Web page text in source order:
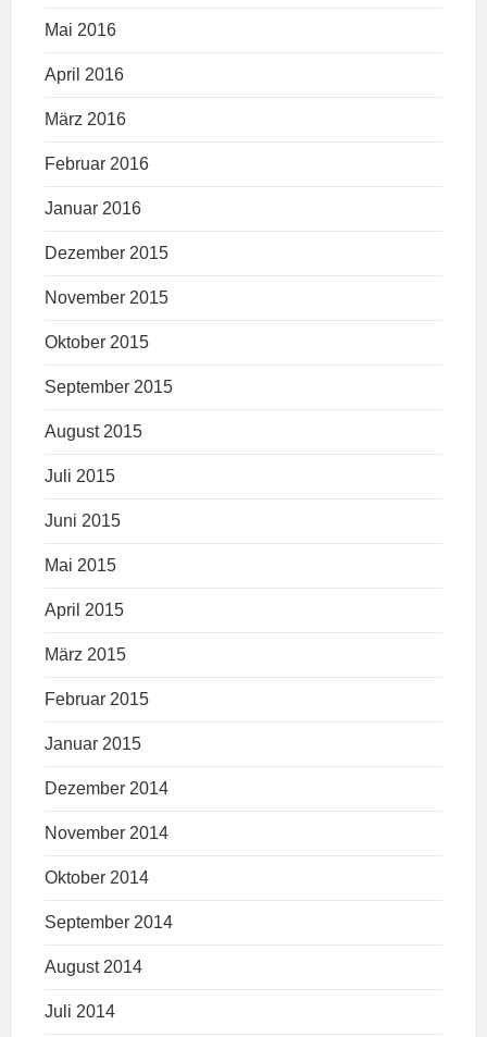
Mai 2016
April 2016
März 2016
Februar 2016
Januar 2016
Dezember 2015
November 2015
Oktober 2015
September 2015
August 2015
Juli 2015
Juni 2015
Mai 2015
April 2015
März 2015
Februar 2015
Januar 2015
Dezember 2014
November 2014
Oktober 2014
September 2014
August 2014
Juli 2014